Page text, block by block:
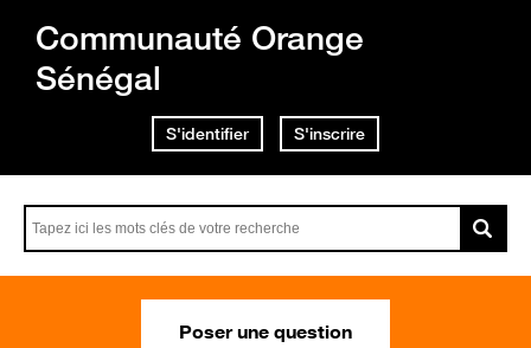
Communauté Orange
Sénégal
S'identifier S'inscrire
Poser une question